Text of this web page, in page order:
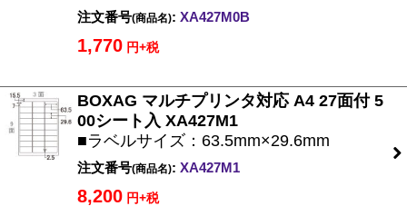
注文番号(商品名): XA427M0B
1,770 円+税
BOXAG マルチプリンタ対応 A4 27面付 5
00シート入 XA427M1
■ラベルサイズ：63.5mm×29.6mm
注文番号(商品名): XA427M1
8,200 円+税